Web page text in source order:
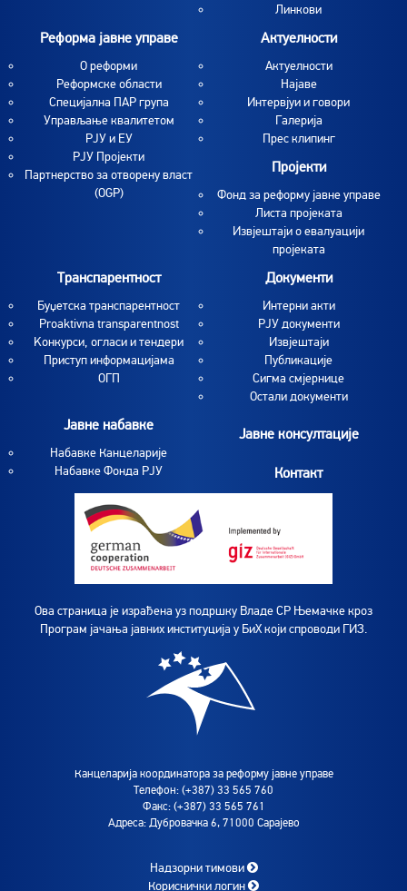
Линкови
Реформа јавне управе
О реформи
Реформске области
Специјална ПАР група
Управљање квалитетом
РЈУ и ЕУ
РЈУ Пројекти
Партнерство за отворену власт
(OGP)
Актуелности
Aктуелности
Најаве
Интервјуи и говори
Галерија
Прес клипинг
Пројекти
Фонд за реформу јавне управе
Листа пројеката
Извјештаји о евалуацији
пројеката
Транспарентност
Буџетска транспарентност
Proaktivna transparentnost
Koнкурси, огласи и тендери
Приступ информацијама
ОГП
Документи
Интерни акти
РЈУ документи
Извјештаји
Публикације
Сигма смјернице
Остали документи
Јавне набавке
Набавке Канцеларије
Набавке Фонда РЈУ
Јавне консултације
Контакт
Ова страница је израђена уз подршку Владе СР Њемачке кроз
Програм јачања јавних институција у БиХ који спроводи ГИЗ.
Канцеларија координатора за реформу јавне управе
Телефон: (+387) 33 565 760
Факс: (+387) 33 565 761
Адреса: Дубровачка 6, 71000 Сарајево
Надзорни тимови
Кориснички логин